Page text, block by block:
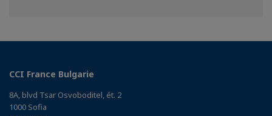
CCI France Bulgarie
8A, blvd Tsar Osvoboditel, ét. 2
1000 Sofia